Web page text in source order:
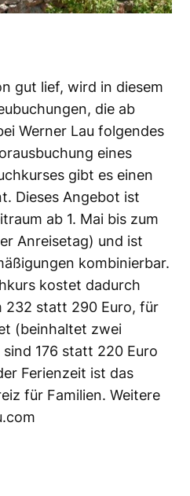
gut lief, wird in diesem
die ab
Werner Lau folgendes
eines
gibt es einen
Dieses Angebot ist
ab 1. Mai bis zum
Anreisetag) und ist
kombinierbar.
kostet dadurch
232 statt 290 Euro, für
(beinhaltet zwei
176 statt 220 Euro
Ferienzeit ist das
für Familien. Weitere